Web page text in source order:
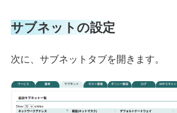
サブネットの設定
次に、サブネットタブを開きます。